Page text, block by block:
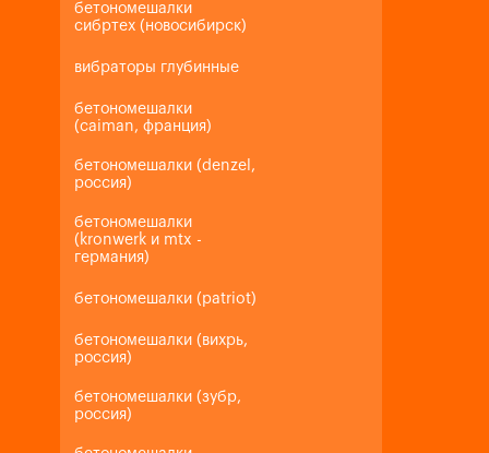
бетономешалки
сибртех (новосибирск)
вибраторы глубинные
бетономешалки
(caiman, франция)
бетономешалки (denzel,
россия)
бетономешалки
(kronwerk и mtx -
германия)
бетономешалки (patriot)
бетономешалки (вихрь,
россия)
бетономешалки (зубр,
россия)